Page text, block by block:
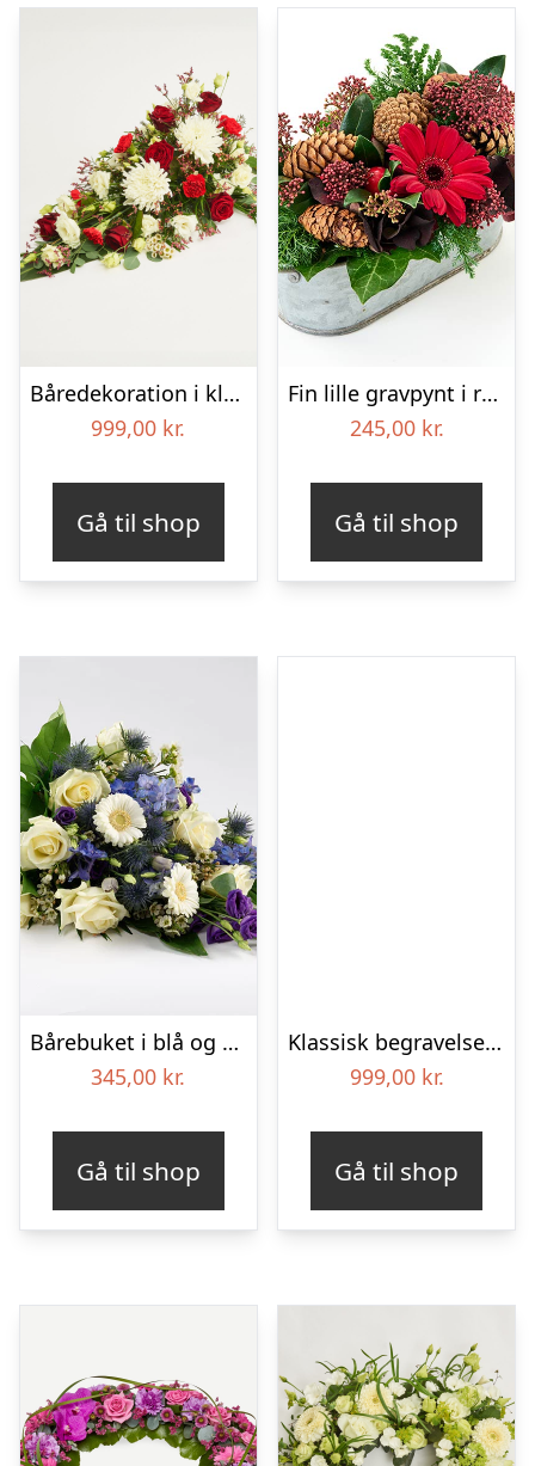
Båredekoration i klassisk stil – rød og hvid
999,00 kr.
Gå til shop
Fin lille gravpynt i rød, floristens valg – Blomster til begravelse
245,00 kr.
Gå til shop
Bårebuket i blå og hvide nuancer – Blomster til begravelse
345,00 kr.
Gå til shop
Klassisk begravelses­krans
999,00 kr.
Gå til shop